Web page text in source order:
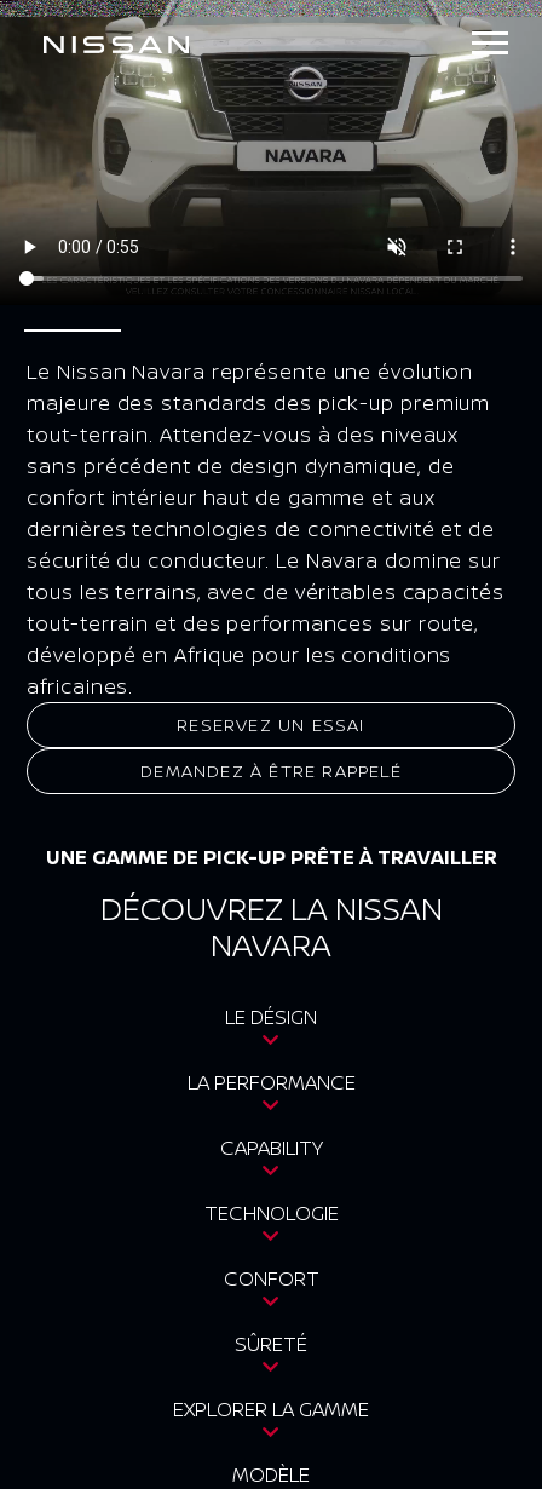
Le Nissan Navara représente une évolution
majeure des standards des pick-up premium
tout-terrain. Attendez-vous à des niveaux
sans précédent de design dynamique, de
confort intérieur haut de gamme et aux
dernières technologies de connectivité et de
sécurité du conducteur. Le Navara domine sur
tous les terrains, avec de véritables capacités
tout-terrain et des performances sur route,
développé en Afrique pour les conditions
africaines.
RESERVEZ UN ESSAI
DEMANDEZ À ÊTRE RAPPELÉ
UNE GAMME DE PICK-UP PRÊTE À TRAVAILLER
DÉCOUVREZ LA NISSAN
NAVARA
LE DÉSIGN
LA PERFORMANCE
CAPABILITY
TECHNOLOGIE
CONFORT
SÛRETÉ
EXPLORER LA GAMME
MODÈLE